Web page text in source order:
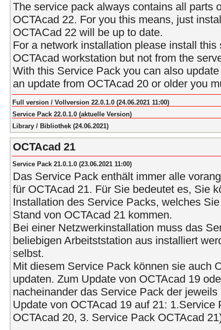
The service pack always contains all parts
OCTAcad 22. For you this means, just
OCTACad 22 will be up to date.
For a network installation please install
OCTAcad workstation but not from the
With this Service Pack you can also
an update from OCTAcad 20 or older you
Full version / Vollversion 22.0.1.0 (24.06.2021 11:00)
Service Pack 22.0.1.0 (aktuelle Version)
Library / Bibliothek (24.06.2021)
OCTAcad 21
Service Pack 21.0.1.0 (23.06.2021 11:00)
Das Service Pack enthält immer alle
für OCTAcad 21. Für Sie bedeutet es, Sie
Installation des Service Packs, welches
Stand von OCTAcad 21 kommen.
Bei einer Netzwerkinstallation muss das
beliebigen Arbeitststation aus installiert
selbst.
Mit diesem Service Pack können sie auch
updaten. Zum Update von OCTAcad 19
nacheinander das Service Pack der
Update von OCTAcad 19 auf 21:
OCTAcad 20, 3. Service Pack OCTAcad